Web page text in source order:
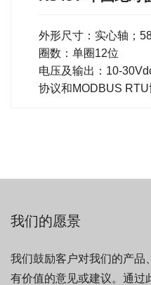
外形尺寸：实心轴；
圈数：单圈12位
电压及输出：10-
协议和MODBUS RTU
我们的愿景
我们鼓励客户对我们的产品
有价值的意见或建议。通过